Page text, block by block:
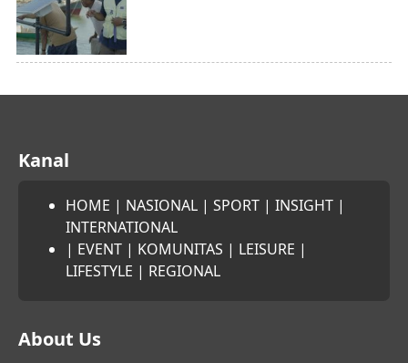
Kanal
HOME | NASIONAL | SPORT | INSIGHT |
INTERNATIONAL
| EVENT | KOMUNITAS | LEISURE |
LIFESTYLE | REGIONAL
About Us